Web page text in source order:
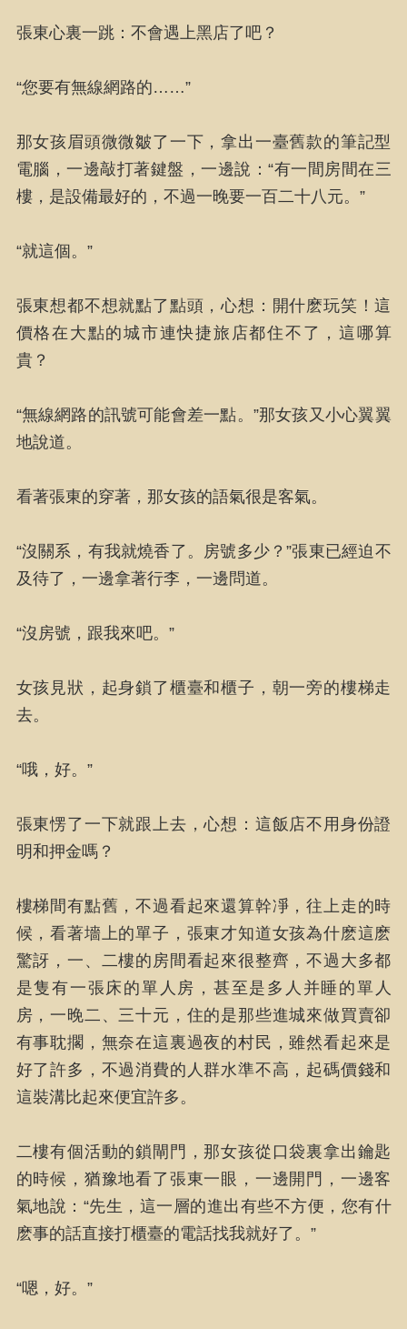
張東心裏一跳：不會遇上黑店了吧？
“您要有無線網路的……”
那女孩眉頭微微皺了一下，拿出一臺舊款的筆記型
電腦，一邊敲打著鍵盤，一邊說：“有一間房間在三
樓，是設備最好的，不過一晚要一百二十八元。”
“就這個。”
張東想都不想就點了點頭，心想：開什麽玩笑！這
價格在大點的城市連快捷旅店都住不了，這哪算
貴？
“無線網路的訊號可能會差一點。”那女孩又小心翼翼
地說道。
看著張東的穿著，那女孩的語氣很是客氣。
“沒關系，有我就燒香了。房號多少？”張東已經迫不
及待了，一邊拿著行李，一邊問道。
“沒房號，跟我來吧。”
女孩見狀，起身鎖了櫃臺和櫃子，朝一旁的樓梯走
去。
“哦，好。”
張東愣了一下就跟上去，心想：這飯店不用身份證
明和押金嗎？
樓梯間有點舊，不過看起來還算幹凈，往上走的時
候，看著墻上的單子，張東才知道女孩為什麽這麽
驚訝，一、二樓的房間看起來很整齊，不過大多都
是隻有一張床的單人房，甚至是多人并睡的單人
房，一晚二、三十元，住的是那些進城來做買賣卻
有事耽擱，無奈在這裏過夜的村民，雖然看起來是
好了許多，不過消費的人群水準不高，起碼價錢和
這裝溝比起來便宜許多。
二樓有個活動的鎖閘門，那女孩從口袋裏拿出鑰匙
的時候，猶豫地看了張東一眼，一邊開門，一邊客
氣地說：“先生，這一層的進出有些不方便，您有什
麽事的話直接打櫃臺的電話找我就好了。”
“嗯，好。”